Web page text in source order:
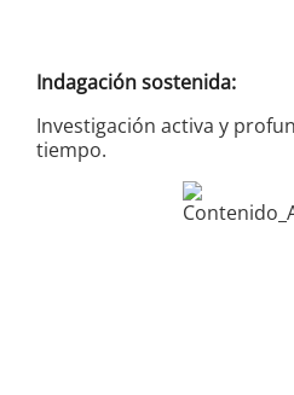
Indagación sostenida:
Investigación activa y
tiempo.